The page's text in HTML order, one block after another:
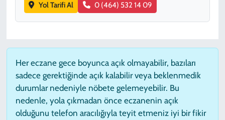
Yol Tarifi Al 0 (464) 532 14 09
Her eczane gece boyunca açık olmayabilir, bazıları
sadece gerektiğinde açık kalabilir veya beklenmedik
durumlar nedeniyle nöbete gelemeyebilir. Bu
nedenle, yola çıkmadan önce eczanenin açık
olduğunu telefon aracılığıyla teyit etmeniz iyi bir fikir